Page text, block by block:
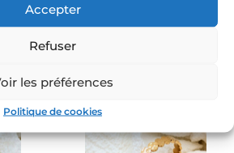
Accepter
Refuser
les préférences
Politique de cookies